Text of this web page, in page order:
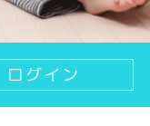
ログイン